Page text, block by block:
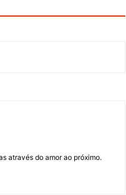
através do amor ao próximo.